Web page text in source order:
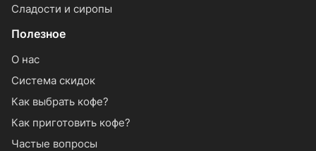
Сладости и сиропы
Полезное
О нас
Система скидок
Как выбрать кофе?
Как приготовить кофе?
Частые вопросы